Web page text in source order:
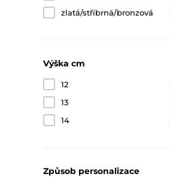
zlatá/stříbrná/bronzová
Výška cm
12
13
14
Způsob personalizace